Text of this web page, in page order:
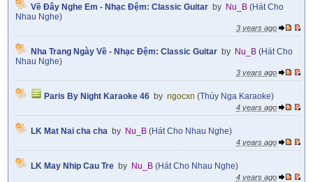
Về Đây Nghe Em - Nhạc Đệm: Classic Guitar by Nu_B (Hát Cho
Nhau Nghe)
3 years ago
Nha Trang Ngày Về - Nhạc Đệm: Classic Guitar by Nu_B (Hát Cho
Nhau Nghe)
3 years ago
Paris By Night Karaoke 46 by ngocxn (Thúy Nga Karaoke)
4 years ago
LK Mat Nai cha cha by Nu_B (Hát Cho Nhau Nghe)
4 years ago
LK May Nhip Cau Tre by Nu_B (Hát Cho Nhau Nghe)
4 years ago